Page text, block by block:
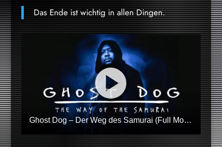
Das Ende ist wichtig in allen Dingen.
Ghost Dog – Der Weg des Samurai (Full Movie Deutsch)